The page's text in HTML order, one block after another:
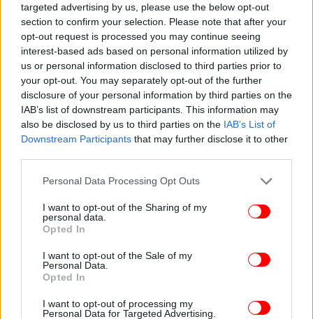
targeted advertising by us, please use the below opt-out
section to confirm your selection. Please note that after your
opt-out request is processed you may continue seeing
interest-based ads based on personal information utilized by
us or personal information disclosed to third parties prior to
your opt-out. You may separately opt-out of the further
disclosure of your personal information by third parties on the
IAB’s list of downstream participants. This information may
also be disclosed by us to third parties on the IAB’s List of
Downstream Participants that may further disclose it to other
Please note that this website/app uses one or more Google
not limited to your visit or usage behaviour. You may click to
grant or deny consent to Google and its third-party tags to
use your data for below specified purposes in below Google
consent section.
Personal Data Processing Opt Outs
I want to opt-out of the Sharing of my
personal data.
Opted In
I want to opt-out of the Sale of my
Personal Data.
Opted In
I want to opt-out of processing my
Personal Data for Targeted Advertising.
Το μεγαλύτερο θέμα του Παναθηναϊκού AKTOR
επιθετικά στη σειρά με τους Ισπανούς ήταν τα λάθη
που έκανε. O Κέντρικ Ναν έδειξε να δυσκολεύεται
ιδιαίτερα να διαχειριστεί τις παγίδες που του
έστηναν, κάτι που έδινε στη Βαλένθια εύκολους
πόντους στο transition. Ο Ολυμπιακός είναι μια
ομάδα που έχει έφεση στο σκοράρισμα στο
transition και μια πιθανή απουσία του Έλληνα
Euroleague.
Mια πιθανή επιστροφή του Σλούκα όμως θέτει σε
νέες βάσεις τον τελικό μιας και θα δώσει στον
Παναθηναϊκό AKTOR αυτό που του έλειψε τόσο
πολύ από τη σειρά με τη Βαλένθια. Ηρεμία στην
επίθεση και έναν παίκτη ικανό να δημιουργήσει
εύκολα σουτ για τους συμπαίκτες του, μαζί με όλα